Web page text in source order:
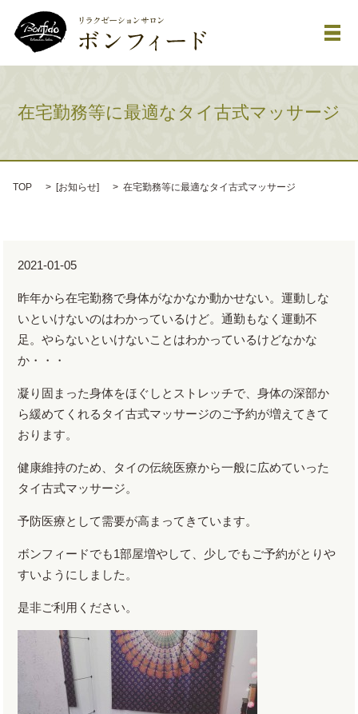
メ
在宅勤務等に最適なタイ古式マッサージ
TOP [お知らせ] 在宅勤務等に最適なタイ古式マッサージ
2021-01-05
昨年から在宅勤務で身体がなかなか動かせない。運動しな
いといけないのはわかっているけど。通勤もなく運動不
足。やらないといけないことはわかっているけどなかな
か・・・
凝り固まった身体をほぐしとストレッチで、身体の深部か
ら緩めてくれるタイ古式マッサージのご予約が増えてきて
おります。
健康維持のため、タイの伝統医療から一般に広めていった
タイ古式マッサージ。
予防医療として需要が高まってきています。
ボンフィードでも1部屋増やして、少しでもご予約がとりや
すいようにしました。
是非ご利用ください。